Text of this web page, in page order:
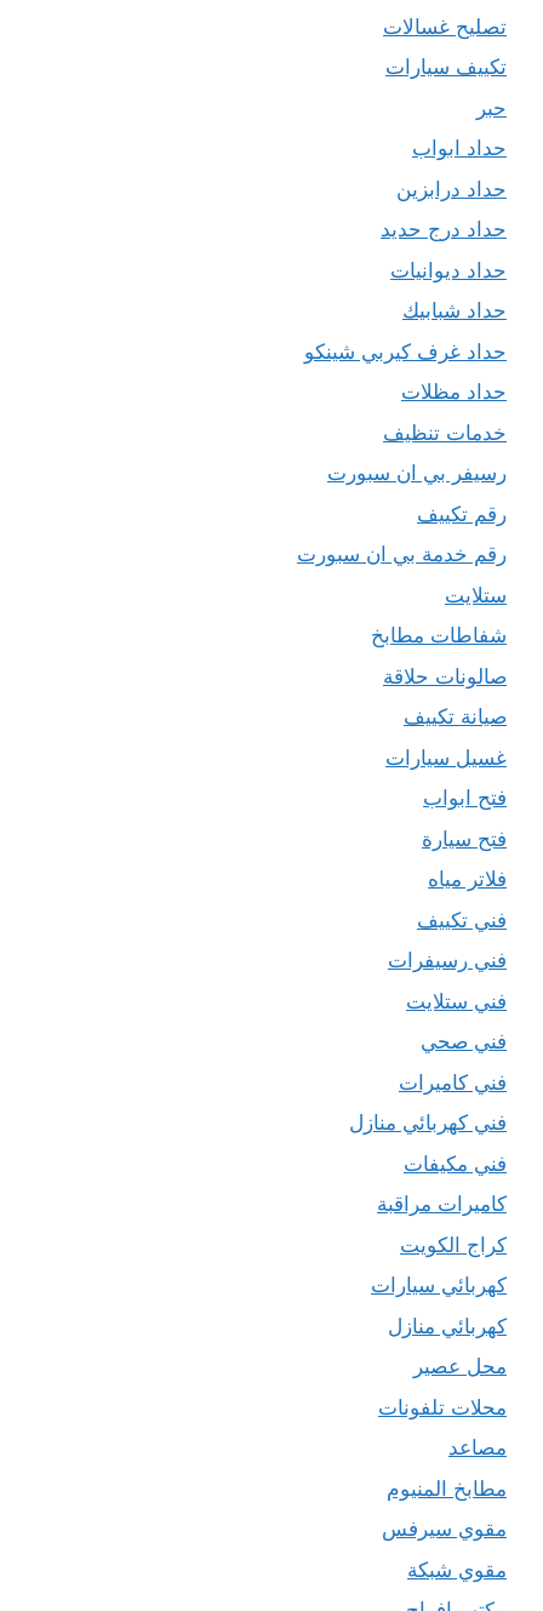
تصليح غسالات
تكييف سيارات
حبر
حداد ابواب
حداد درابزين
حداد درج حديد
حداد ديوانيات
حداد شبابيك
حداد غرف كيربي شينكو
حداد مظلات
خدمات تنظيف
رسيفر بي ان سبورت
رقم تكييف
رقم خدمة بي ان سبورت
ستلايت
شفاطات مطابخ
صالونات حلاقة
صيانة تكييف
غسيل سيارات
فتح ابواب
فتح سيارة
فلاتر مياه
فني تكييف
فني رسيفرات
فني ستلايت
فني صحي
فني كاميرات
فني كهربائي منازل
فني مكيفات
كاميرات مراقبة
كراج الكويت
كهربائي سيارات
كهربائي منازل
محل عصير
محلات تلفونات
مصاعد
مطابخ المنيوم
مقوي سيرفس
مقوي شبكة